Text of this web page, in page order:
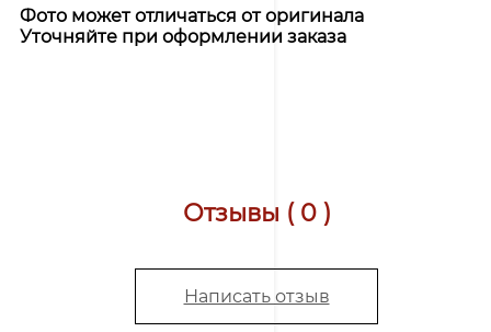
Фото может отличаться от оригинала
Уточняйте при оформлении заказа
Отзывы ( 0 )
Написать отзыв